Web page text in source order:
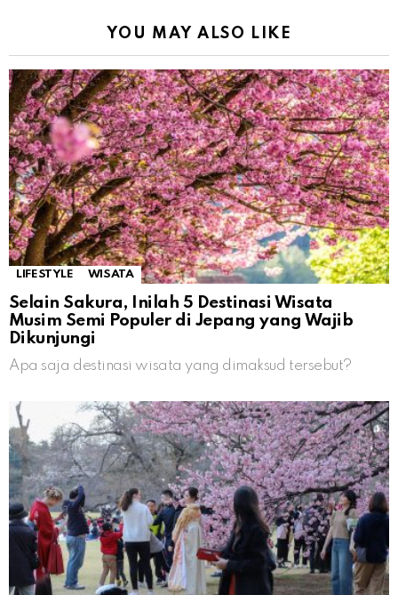
YOU MAY ALSO LIKE
LIFESTYLE WISATA
Selain Sakura, Inilah 5 Destinasi Wisata
Musim Semi Populer di Jepang yang Wajib
Dikunjungi
Apa saja destinasi wisata yang dimaksud tersebut?